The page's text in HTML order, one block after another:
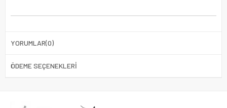
YORUMLAR(0)
ÖDEME SEÇENEKLERI